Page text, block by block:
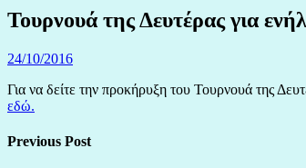
Τουρνουά της Δευτέρας για
24/10/2016
Για να δείτε την προκήρυξη του Τουρνουά της
εδώ.
Previous Post